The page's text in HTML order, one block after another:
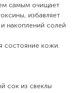
самым очищает
избавляет
накоплений солей
состояние кожи.
сок из свеклы